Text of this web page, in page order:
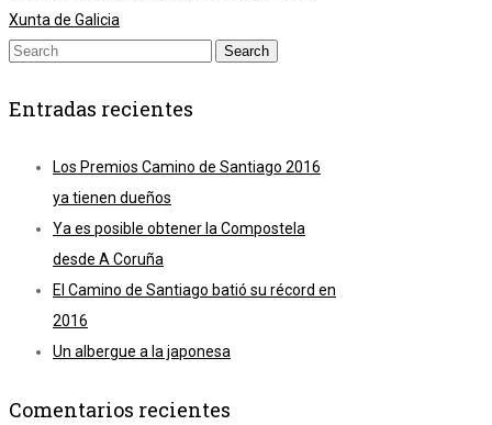
Xunta de Galicia
Entradas recientes
Los Premios Camino de Santiago 2016
ya tienen dueños
Ya es posible obtener la Compostela
desde A Coruña
El Camino de Santiago batió su récord en
2016
Un albergue a la japonesa
Comentarios recientes